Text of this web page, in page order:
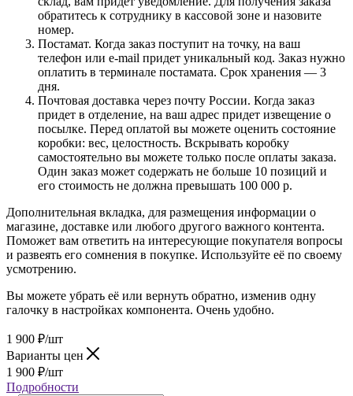
обратитесь к сотруднику в кассовой зоне и назовите
номер.
Постамат. Когда заказ поступит на точку, на ваш
телефон или e-mail придет уникальный код. Заказ нужно
оплатить в терминале постамата. Срок хранения — 3
дня.
Почтовая доставка через почту России. Когда заказ
придет в отделение, на ваш адрес придет извещение о
посылке. Перед оплатой вы можете оценить состояние
коробки: вес, целостность. Вскрывать коробку
самостоятельно вы можете только после оплаты заказа.
Один заказ может содержать не больше 10 позиций и
его стоимость не должна превышать 100 000 р.
Дополнительная вкладка, для размещения информации о
магазине, доставке или любого другого важного контента.
Поможет вам ответить на интересующие покупателя вопросы
и развеять его сомнения в покупке. Используйте её по своему
усмотрению.
Вы можете убрать её или вернуть обратно, изменив одну
галочку в настройках компонента. Очень удобно.
1 900 ₽/шт
Варианты цен
1 900 ₽/шт
Подробности